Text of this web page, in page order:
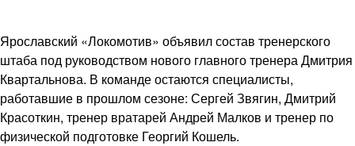
Ярославский «Локомотив» объявил состав тренерского
штаба под руководством нового главного тренера Дмитрия
Квартальнова. В команде остаются специалисты,
работавшие в прошлом сезоне: Сергей Звягин, Дмитрий
Красоткин, тренер вратарей Андрей Малков и тренер по
физической подготовке Георгий Кошель.